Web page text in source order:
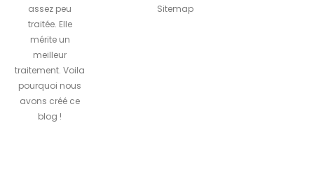
assez peu
traitée. Elle
mérite un
meilleur
traitement. Voila
pourquoi nous
avons créé ce
blog !
Sitemap